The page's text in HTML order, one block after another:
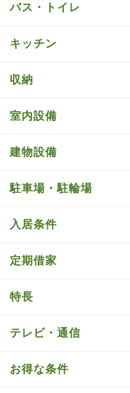
バス・トイレ
キッチン
収納
室内設備
建物設備
駐車場・駐輪場
入居条件
定期借家
特長
テレビ・通信
お得な条件